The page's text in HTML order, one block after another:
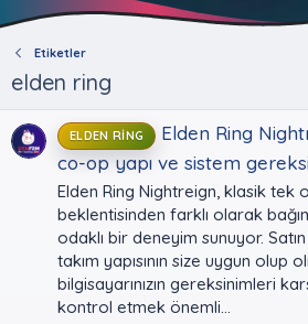
Etiketler
elden ring
ELDEN RING
Elden Ring
co-op yapı ve sistem
Elden Ring Nightreign, klasik tek
beklentisinden farklı olarak
odaklı bir deneyim sunuyor.
takım yapısının size uygun olup
bilgisayarınızın gereksinimleri
kontrol etmek önemli...